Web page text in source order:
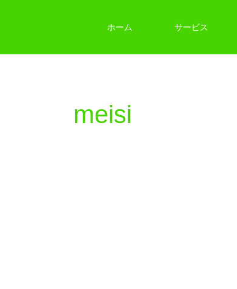
ホーム サービス
meisi